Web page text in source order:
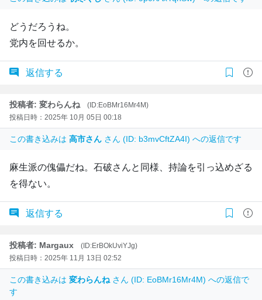
どうだろうね。
党内を回せるか。
返信する
投稿者: 変わらんね
(ID:EoBMr16Mr4M)
投稿日時：2025年 10月 05日 00:18
この書き込みは 高市さん さん (ID: b3mvCftZA4I) への返信です
麻生派の傀儡だね。石破さんと同様、持論を引っ込めざる
を得ない。
返信する
投稿者: Margaux
(ID:ErBOkUviYJg)
投稿日時：2025年 11月 13日 02:52
この書き込みは 変わらんね さん (ID: EoBMr16Mr4M) への返信で
す